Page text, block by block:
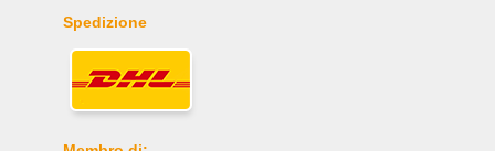
Spedizione